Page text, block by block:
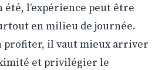
l’expérience peut être
en milieu de journée.
profiter, il vaut mieux arriver
et privilégier le